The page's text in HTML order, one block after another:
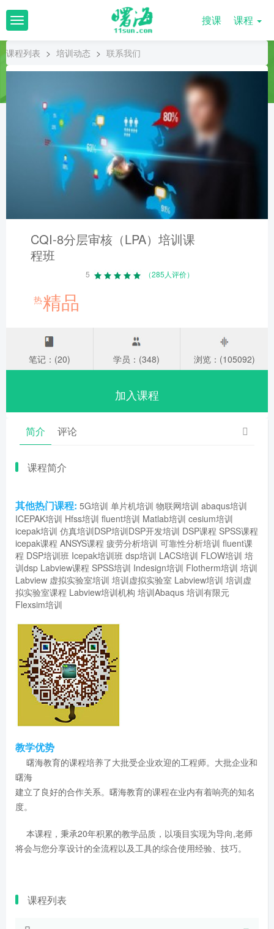
T
o
g
l
搜课 课程
课程列表 > 培训动态 > 联系我们
CQI-8分层审核（LPA）培训课
程班
5 （285人评价）
热精品
笔记：(20) 学员：(348) 浏览：(105092)
加入课程
简介 评论
课程简介
其他热门课程: 5G培训 单片机培训 物联网培训 abaqus培训
ICEPAK培训 Hfss培训 fluent培训 Matlab培训 cesium培训
icepak培训 仿真培训DSP培训DSP开发培训 DSP课程 SPSS课程
icepak课程 ANSYS课程 疲劳分析培训 可靠性分析培训 fluent课
程 DSP培训班 Icepak培训班 dsp培训 LACS培训 FLOW培训 培
训dsp Labview课程 SPSS培训 Indesign培训 Flotherm培训 培训
Labview 虚拟实验室培训 培训虚拟实验室 Labview培训 培训虚
拟实验室课程 Labview培训机构 培训Abaqus 培训有限元
Flexsim培训
教学优势
曙海教育的课程培养了大批受企业欢迎的工程师。大批企业和
曙海
建立了良好的合作关系。曙海教育的课程在业内有着响亮的知名
度。
本课程，秉承20年积累的教学品质，以项目实现为导向,老师
将会与您分享设计的全流程以及工具的综合使用经验、技巧。
课程列表